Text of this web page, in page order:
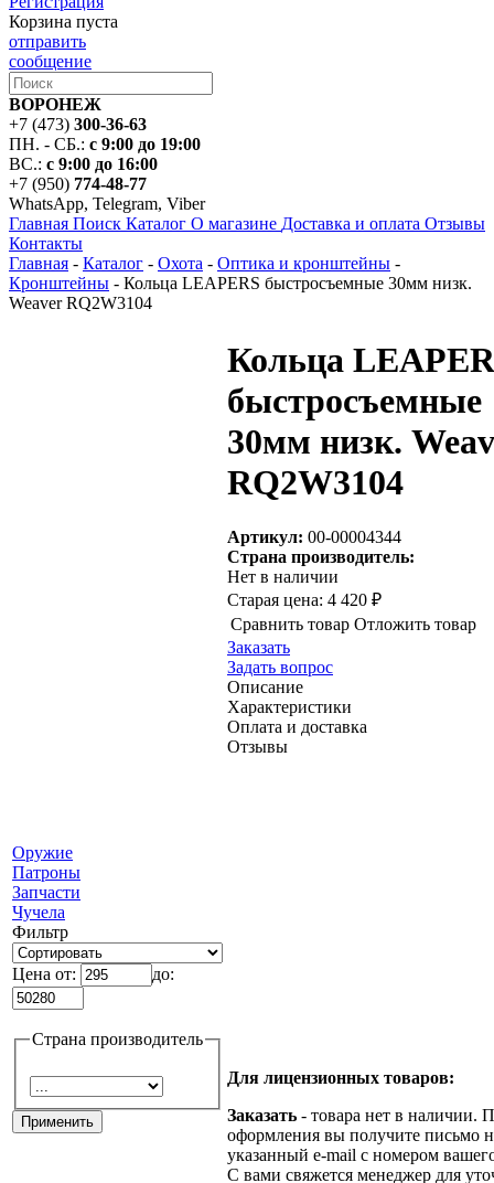
Корзина пуста
отправить
сообщение
ВОРОНЕЖ
+7 (473) 300-36-63
ПН. - СБ.: с 9:00 до 19:00
ВС.: с 9:00 до 16:00
+7 (950) 774-48-77
WhatsApp, Telegram, Viber
Главная Поиск Каталог О магазине Доставка и оплата Отзывы
Контакты
Главная - Каталог - Охота - Оптика и кронштейны -
Кронштейны - Кольца LEAPERS быстросъемные 30мм низк.
Weaver RQ2W3104
Оружие
Патроны
Запчасти
Чучела
Фильтр
Цена от: до:
Страна производитель
Кольца
быстросъемные
30мм низк.
RQ2W3104
Артикул: 00-00004344
Страна производитель:
Нет в наличии
Старая цена: 4 420 ₽
Сравнить товар Отложить товар
Заказать
Задать вопрос
Описание
Характеристики
Оплата и доставка
Отзывы
Для лицензионных товаров:
Заказать - товара нет в наличии.
оформления вы получите письмо
указанный e-mail с номером
С вами свяжется менеджер для